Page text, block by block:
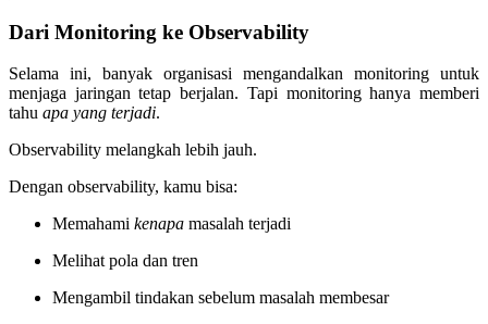
Dari Monitoring ke Observability
Selama ini, banyak organisasi mengandalkan monitoring untuk
menjaga jaringan tetap berjalan. Tapi monitoring hanya memberi
tahu apa yang terjadi.
Observability melangkah lebih jauh.
Dengan observability, kamu bisa:
Memahami kenapa masalah terjadi
Melihat pola dan tren
Mengambil tindakan sebelum masalah membesar